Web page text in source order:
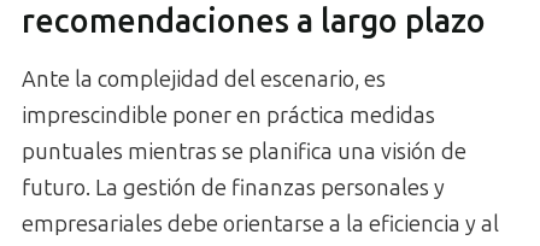
recomendaciones a largo plazo
Ante la complejidad del escenario, es
imprescindible poner en práctica medidas
puntuales mientras se planifica una visión de
futuro. La gestión de finanzas personales y
empresariales debe orientarse a la eficiencia y al